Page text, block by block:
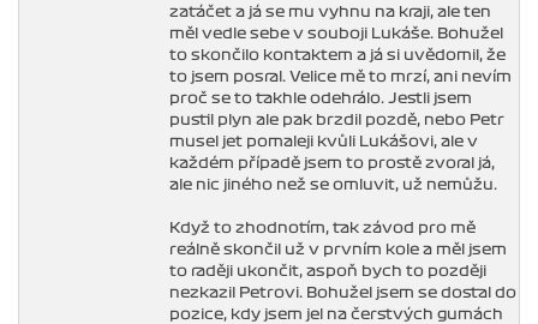
zatáčet a já se mu vyhnu na kraji, ale ten
měl vedle sebe v souboji Lukáše. Bohužel
to skončilo kontaktem a já si uvědomil, že
to jsem posral. Velice mě to mrzí, ani nevím
proč se to takhle odehrálo. Jestli jsem
pustil plyn ale pak brzdil pozdě, nebo Petr
musel jet pomaleji kvůli Lukášovi, ale v
každém případě jsem to prostě zvoral já,
ale nic jiného než se omluvit, už nemůžu.
Když to zhodnotím, tak závod pro mě
reálně skončil už v prvním kole a měl jsem
to raději ukončit, aspoň bych to později
nezkazil Petrovi. Bohužel jsem se dostal do
pozice, kdy jsem jel na čerstvých gumách